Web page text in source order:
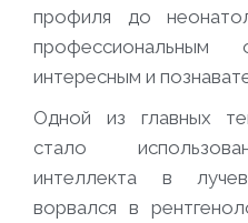
профиля до
интересным и
Одной из главных
стало
интеллекта в
ворвался в